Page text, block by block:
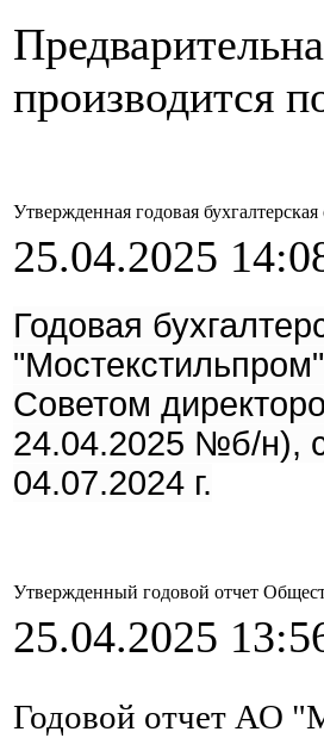
производится
Утвержденная годовая
25.04.2025
Годовая
Советом
24.04.2025 №б/н),
04.07.2024 г.
Утвержденный годовой отчет
25.04.2025
Годовой отчет АО